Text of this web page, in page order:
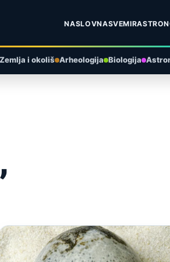
NASLOVNASVEMIR
Zemlja i okoliš Arheologija Biologija